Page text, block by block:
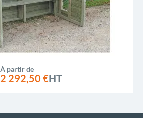
À partir de
2 292,50 €HT